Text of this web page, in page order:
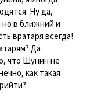
Ну да,
но в ближний и
вратаря всегда!
Да
что Шунин не
как такая